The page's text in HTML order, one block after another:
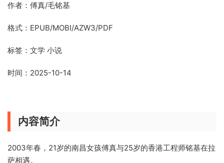
作者：傅真/毛铭基
格式：EPUB/MOBI/AZW3/PDF
标签：文学 小说
时间：2025-10-14
内容简介
2003年春，21岁的南昌女孩傅真与25岁的香港工程师铭基在拉
萨相遇。